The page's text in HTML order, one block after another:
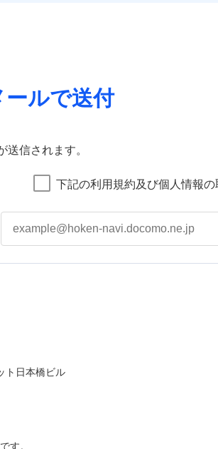
ルで送付
信されます。
下記の利用規約及び個人情報
ト日本橋ビル
す。